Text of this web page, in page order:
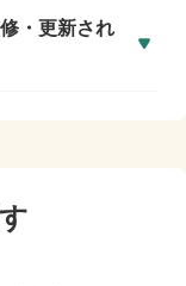
・更新され